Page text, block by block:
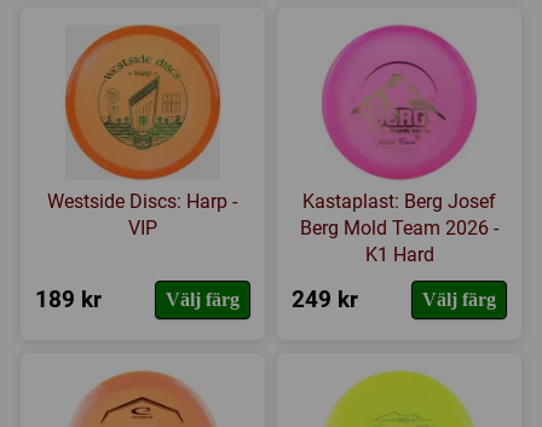
Westside Discs: Harp -
VIP
189 kr Välj färg
Kastaplast: Berg Josef
Berg Mold Team 2026 -
K1 Hard
249 kr Välj färg